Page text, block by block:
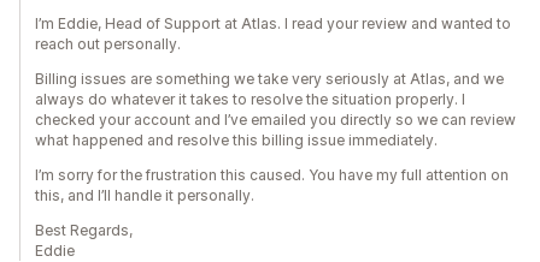
I’m Eddie, Head of Support at Atlas. I read your review and wanted to
reach out personally.
Billing issues are something we take very seriously at Atlas, and we
always do whatever it takes to resolve the situation properly. I
checked your account and I’ve emailed you directly so we can review
what happened and resolve this billing issue immediately.
I’m sorry for the frustration this caused. You have my full attention on
this, and I’ll handle it personally.
Best Regards,
Eddie